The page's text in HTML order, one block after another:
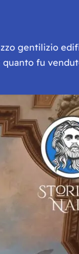
gentilizio
quanto fu